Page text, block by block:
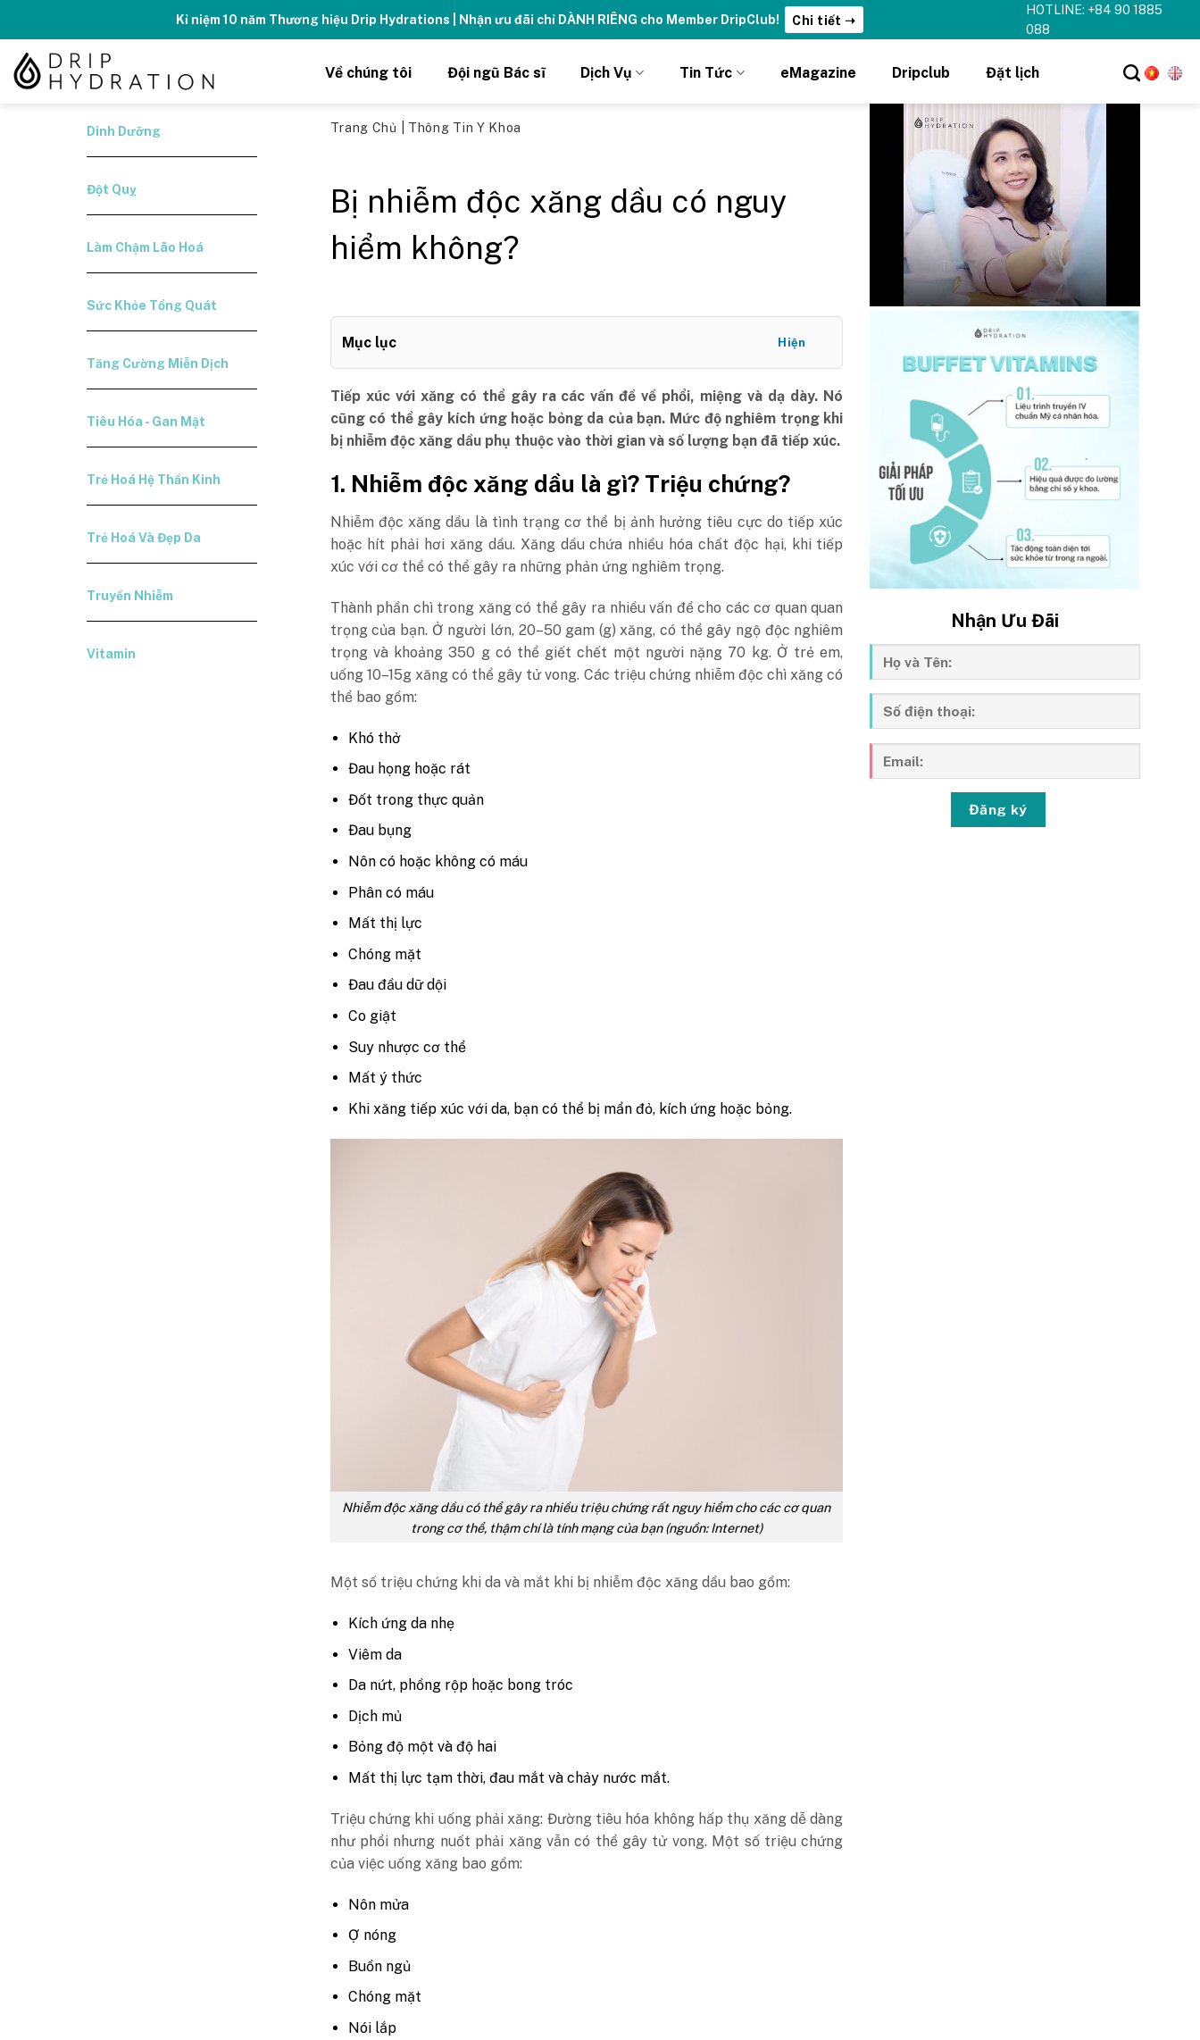
content
Tăng năng lượng - sống đỉnh cao với thẻ Vitamin Drip Membership. Xem ngay ➝
HOTLINE: +84 90 1885
088
Về chúng tôi Đội ngũ Bác sĩ Dịch Vụ Tin Tức eMagazine Dripclub Đặt lịch
Dinh Dưỡng
Đột Quỵ
Làm Chậm Lão Hoá
Sức Khỏe Tổng Quát
Tăng Cường Miễn Dịch
Tiêu Hóa - Gan Mật
Trẻ Hoá Hệ Thần Kinh
Trẻ Hoá Và Đẹp Da
Truyền Nhiễm
Vitamin
Trang Chủ Thông Tin Y Khoa
Bị nhiễm độc xăng dầu có nguy
hiểm không?
Mục lục Hiện
Tiếp xúc với xăng có thể gây ra các vấn đề về phổi, miệng và dạ dày. Nó
cũng có thể gây kích ứng hoặc bỏng da của bạn. Mức độ nghiêm trọng khi
bị nhiễm độc xăng dầu phụ thuộc vào thời gian và số lượng bạn đã tiếp xúc.
1. Nhiễm độc xăng dầu là gì? Triệu chứng?
Nhiễm độc xăng dầu là tình trạng cơ thể bị ảnh hưởng tiêu cực do tiếp xúc
hoặc hít phải hơi xăng dầu. Xăng dầu chứa nhiều hóa chất độc hại, khi tiếp
xúc với cơ thể có thể gây ra những phản ứng nghiêm trọng.
Thành phần chì trong xăng có thể gây ra nhiều vấn đề cho các cơ quan quan
trọng của bạn. Ở người lớn, 20–50 gam (g) xăng, có thể gây ngộ độc nghiêm
trọng và khoảng 350 g có thể giết chết một người nặng 70 kg. Ở trẻ em,
uống 10–15g xăng có thể gây tử vong. Các triệu chứng nhiễm độc chì xăng có
thể bao gồm:
Khó thở
Đau họng hoặc rát
Đốt trong thực quản
Đau bụng
Nôn có hoặc không có máu
Phân có máu
Mất thị lực
Chóng mặt
Đau đầu dữ dội
Co giật
Suy nhược cơ thể
Mất ý thức
Khi xăng tiếp xúc với da, bạn có thể bị mẩn đỏ, kích ứng hoặc bỏng.
Nhiễm độc xăng dầu có thể gây ra nhiều triệu chứng rất nguy hiểm cho các cơ quan
trong cơ thể, thậm chí là tính mạng của bạn (nguồn: Internet)
Một số triệu chứng khi da và mắt khi bị nhiễm độc xăng dầu bao gồm:
Kích ứng da nhẹ
Viêm da
Da nứt, phồng rộp hoặc bong tróc
Dịch mủ
Bỏng độ một và độ hai
Mất thị lực tạm thời, đau mắt và chảy nước mắt.
Triệu chứng khi uống phải xăng: Đường tiêu hóa không hấp thụ xăng dễ dàng
như phổi nhưng nuốt phải xăng vẫn có thể gây tử vong. Một số triệu chứng
của việc uống xăng bao gồm:
Nôn mửa
Ợ nóng
Buồn ngủ
Chóng mặt
Nói lắp
Nhận Ưu Đãi
Đăng ký